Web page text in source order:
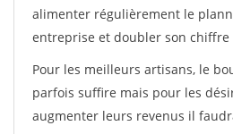
alimenter régulièrement le
entreprise et doubler son chiffre
Pour les meilleurs artisans, le
parfois suffire mais pour les
augmenter leurs revenus il